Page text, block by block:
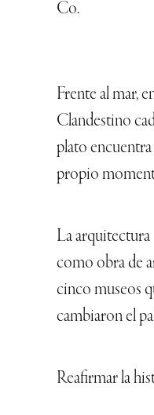
Co.
Frente al mar,
Clandestino
plato encuentra
propio
La arquitectura
como obra de
cinco museos
cambiaron el
Reafirmar la